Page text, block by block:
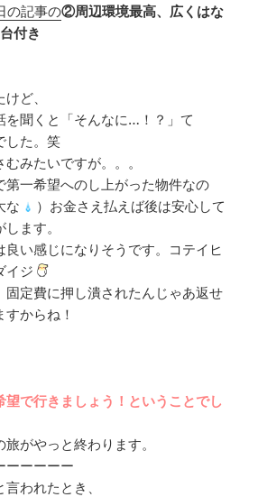
の記事の②周辺環境最高、広くはな
付き
ど、
を聞くと「そんなに…！？」て
した。笑
みたいですが。。。
第一希望へのし上がった物件なの
な
）お金さえ払えば後は安心して
ます。
い感じになりそうです。コテイヒ
イジ
固定費に押し潰されたんじゃあ返せ
からね！
望で行きましょう！ということでし
がやっと終わります。
ーーーーー
言われたとき、